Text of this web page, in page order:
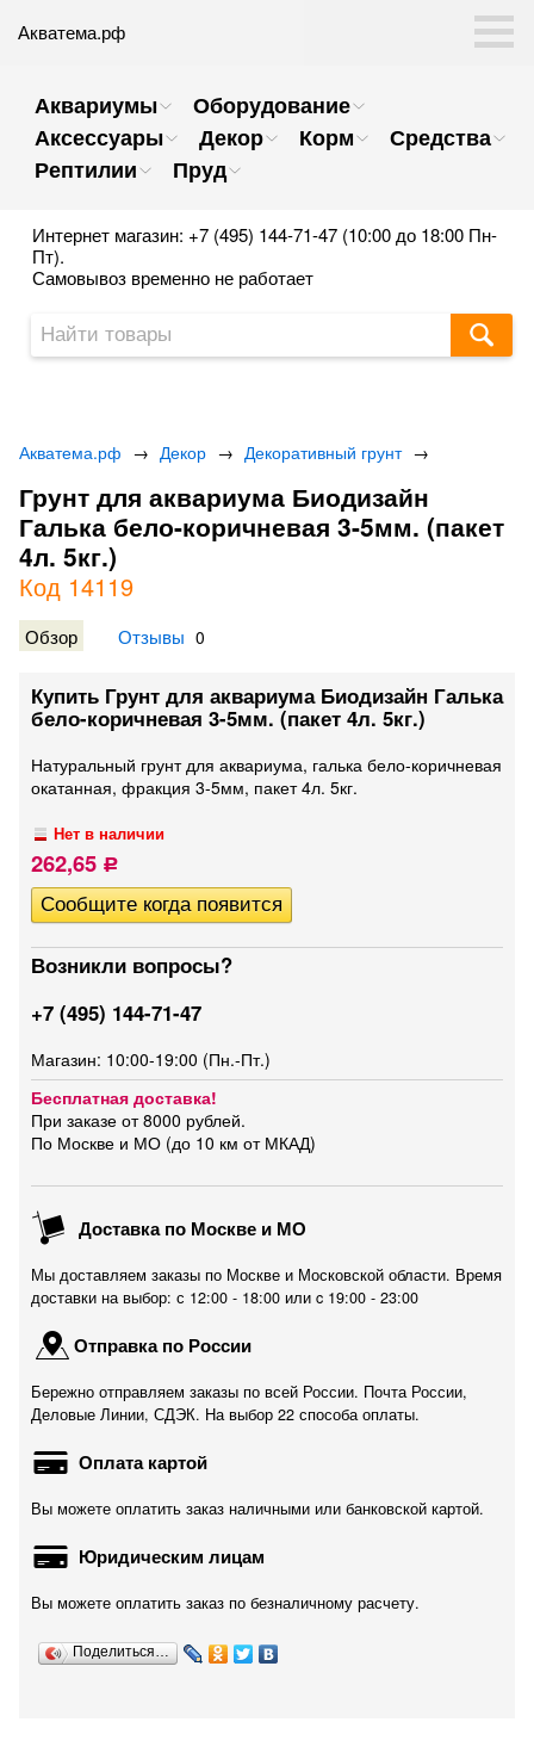
Акватема.рф
Аквариумы
Оборудование
Аксессуары
Декор Корм
Средства
Рептилии
Пруд
Интернет магазин: +7 (495) 144-71-47 (10:00 до 18:00 Пн-
Пт).
Самовывоз временно не работает
Акватема.рф → Декор → Декоративный грунт →
Грунт для аквариума Биодизайн
Галька бело-коричневая 3-5мм. (пакет
4л. 5кг.)
Код 14119
Обзор Отзывы 0
Купить Грунт для аквариума Биодизайн Галька
бело-коричневая 3-5мм. (пакет 4л. 5кг.)
Натуральный грунт для аквариума, галька бело-коричневая
окатанная, фракция 3-5мм, пакет 4л. 5кг.
Нет в наличии
262,65 Р
Возникли вопросы?
+7 (495) 144-71-47
Магазин: 10:00-19:00 (Пн.-Пт.)
Бесплатная доставка!
При заказе от 8000 рублей.
По Москве и МО (до 10 км от МКАД)
Доставка по Москве и МО
Мы доставляем заказы по Москве и Московской области. Время
доставки на выбор: с 12:00 - 18:00 или c 19:00 - 23:00
Отправка по России
Бережно отправляем заказы по всей России. Почта России,
Деловые Линии, СДЭК. На выбор 22 способа оплаты.
Оплата картой
Вы можете оплатить заказ наличными или банковской картой.
Юридическим лицам
Вы можете оплатить заказ по безналичному расчету.
Поделиться…